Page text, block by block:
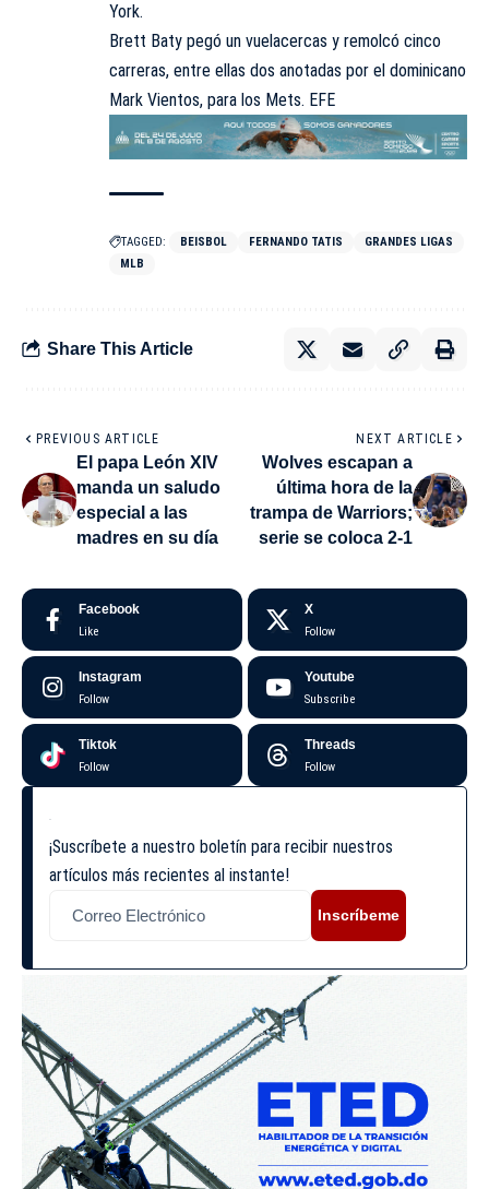
York.
Brett Baty pegó un vuelacercas y remolcó cinco
carreras, entre ellas dos anotadas por el dominicano
Mark Vientos, para los Mets. EFE
TAGGED: BEISBOL FERNANDO TATIS
GRANDES LIGAS
MLB
Share This Article
PREVIOUS ARTICLE
El papa León XIV
manda un saludo
especial a las
madres en su día
NEXT ARTICLE
Wolves escapan a
última hora de la
trampa de Warriors;
serie se coloca 2-1​
Facebook
Like
X
Follow
Instagram
Follow
Youtube
Subscribe
Tiktok
Follow
Threads
Follow
¡Suscríbete a nuestro boletín para recibir nuestros
artículos más recientes al instante!
Inscríbeme